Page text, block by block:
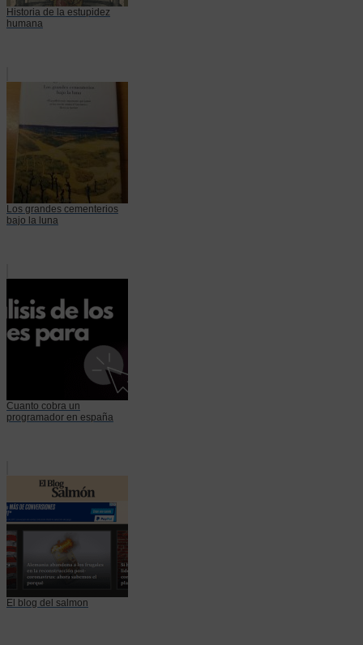
Historia de la estupidez
humana
Los grandes cementerios
bajo la luna
Cuanto cobra un
programador en españa
El blog del salmon